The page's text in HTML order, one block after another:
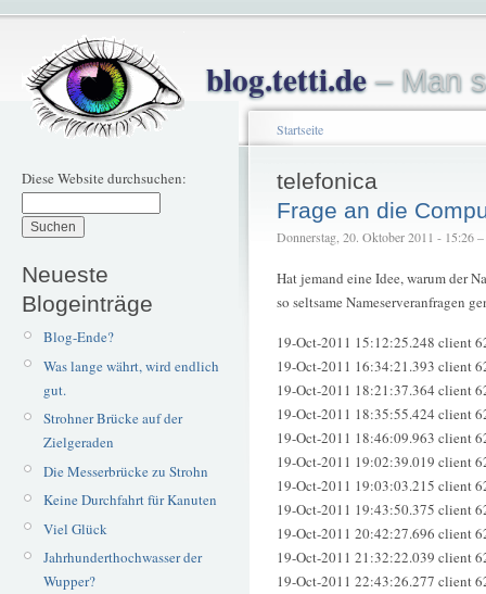
blog.tetti.de– Man
Diese Website durchsuchen:
Neueste
Blogeinträge
Blog-Ende?
Was lange währt, wird endlich
gut.
Strohner Brücke auf der
Zielgeraden
Die Messerbrücke zu Strohn
Keine Durchfahrt für Kanuten
Viel Glück
Jahrhunderthochwasser der
Wupper?
Startseite
telefonica
Frage an die
Donnerstag, 20. Oktober 2011 - 15:26
Hat jemand eine Idee, warum der
so seltsame Nameserveranfragen
19-Oct-2011 15:12:25.248 client
19-Oct-2011 16:34:21.393 client
19-Oct-2011 18:21:37.364 client
19-Oct-2011 18:35:55.424 client
19-Oct-2011 18:46:09.963 client
19-Oct-2011 19:02:39.019 client
19-Oct-2011 19:03:03.215 client
19-Oct-2011 19:43:50.375 client
19-Oct-2011 20:42:27.696 client
19-Oct-2011 21:32:22.039 client
19-Oct-2011 22:43:26.277 client